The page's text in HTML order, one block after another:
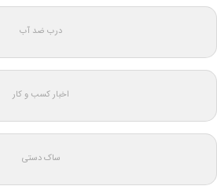
درب ضد آب
اخبار کسب و کار
ساک دستی